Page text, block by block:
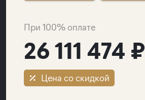
При 100% оплате
26 111 474 ₽
Цена со скидкой